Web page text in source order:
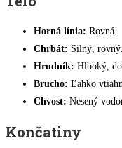
Horná línia: Rovná.
Chrbát: Silný, rovný.
Hrudník: Hlboký,
Brucho: Ľahko
Chvost: Nesený
Končatiny